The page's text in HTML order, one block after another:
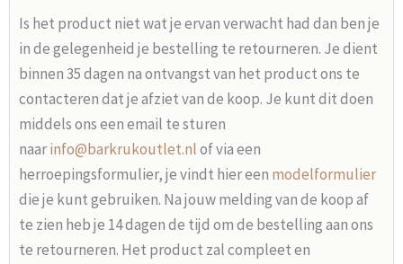
Is het product niet wat je ervan verwacht had dan ben je
in de gelegenheid je bestelling te retourneren. Je dient
binnen 35 dagen na ontvangst van het product ons te
contacteren dat je afziet van de koop. Je kunt dit doen
middels ons een email te sturen
naarinfo@barkrukoutlet.nlof via een
herroepingsformulier, je vindt hier een modelformulier
die je kunt gebruiken. Na jouw melding van de koop af
te zien heb je 14 dagen de tijd om de bestelling aan ons
te retourneren. Het product zal compleet en